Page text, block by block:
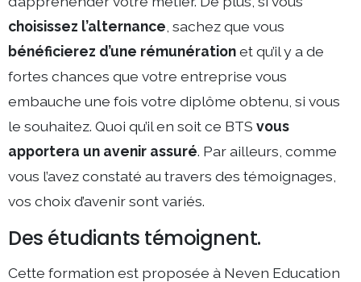
choisissez l’alternance , sachez que vous
bénéficierez d’une rémunérationet qu’il y a de
fortes chances que votre entreprise vous
embauche une fois votre diplôme obtenu, si vous
le souhaitez. Quoi qu’il en soit ce BTS vous
apportera un avenir assuré. Par ailleurs, comme
vous l’avez constaté au travers des témoignages,
vos choix d’avenir sont variés.
Des étudiants témoignent.
Cette formation est proposée à Neven Education